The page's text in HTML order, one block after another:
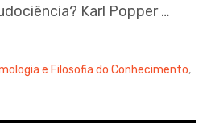
Karl Popper …
e Filosofia do Conhecimento,